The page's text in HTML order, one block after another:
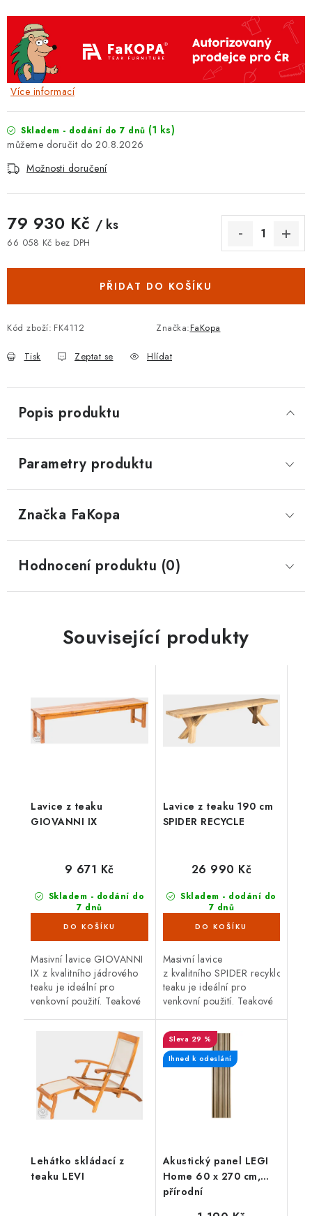
Více informací
Skladem - dodání do 7 dnů (1 ks)
20.8.2026
Možnosti doručení
79 930 Kč / ks
66 058 Kč bez DPH
PŘIDAT DO KOŠÍKU
Kód zboží: FK4112 Značka:FaKopa
Tisk Zeptat se Hlídat
Popis produktu
Parametry produktu
Značka FaKopa
Hodnocení produktu (0)
Související produkty
Lavice z teaku
GIOVANNI IX
Skladem - dodání do
7 dnů
9 671 Kč
Masivní lavice GIOVANNI
IX z kvalitního jádrového
teaku je ideální pro
venkovní použití. Teakové
proti vnějším vlivům,
nepříznivé počasí,...
Lavice z teaku 190 cm
SPIDER RECYCLE
Skladem - dodání do
7 dnů
26 990 Kč
Masivní lavice
z kvalitního SPIDER
teaku je ideální pro
venkovní použití. Teakové
proti vnějším vlivům,
nepříznivé...
Lehátko skládací z
teaku LEVI
Akustický panel LEGI
Home 60 x 270 cm,
přírodní
29 %
Ihned k odeslání